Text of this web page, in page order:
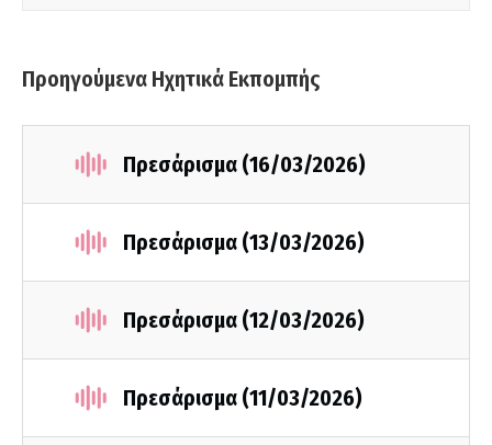
Προηγούμενα Ηχητικά Εκπομπής
Πρεσάρισμα (16/03/2026)
Πρεσάρισμα (13/03/2026)
Πρεσάρισμα (12/03/2026)
Πρεσάρισμα (11/03/2026)